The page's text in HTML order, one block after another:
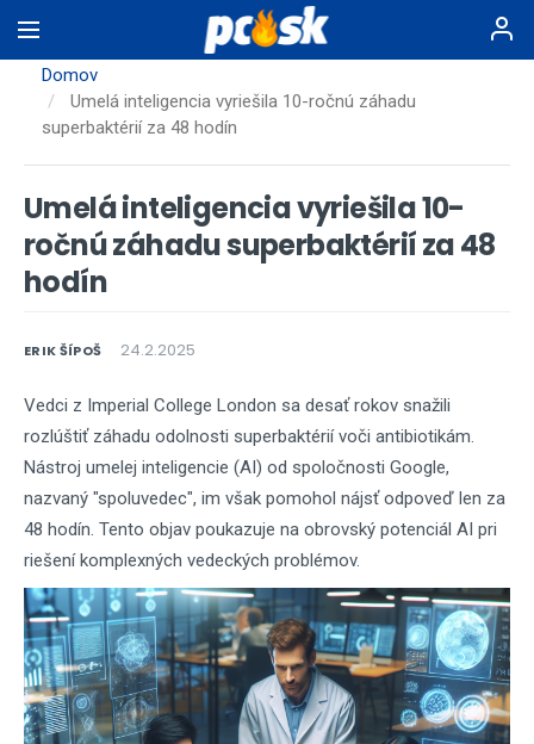
na
hlavnýDomov
Umelá inteligencia vyriešila 10-ročnú záhadu
superbaktérií za 48 hodín
Umelá inteligencia vyriešila 10-
ročnú záhadu superbaktérií za 48
hodín
ERIK ŠÍPOŠ 24.2.2025
Vedci z Imperial College London sa desať rokov snažili
rozlúštiť záhadu odolnosti superbaktérií voči antibiotikám.
Nástroj umelej inteligencie (AI) od spoločnosti Google,
nazvaný "spoluvedec", im však pomohol nájsť odpoveď len za
48 hodín. Tento objav poukazuje na obrovský potenciál AI pri
riešení komplexných vedeckých problémov.